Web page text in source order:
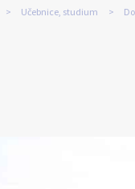
Učebnice, studium